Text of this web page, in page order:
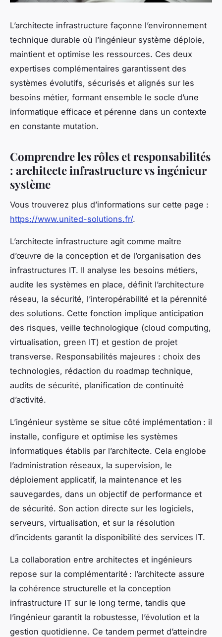
L’architecte infrastructure façonne l’environnement
technique durable où l’ingénieur système déploie,
maintient et optimise les ressources. Ces deux
expertises complémentaires garantissent des
systèmes évolutifs, sécurisés et alignés sur les
besoins métier, formant ensemble le socle d’une
informatique efficace et pérenne dans un contexte
en constante mutation.
Comprendre les rôles et responsabilités
: architecte infrastructure vs ingénieur
système
Vous trouverez plus d’informations sur cette page :
https://www.united-solutions.fr/.
L’architecte infrastructure agit comme maître
d’œuvre de la conception et de l’organisation des
infrastructures IT. Il analyse les besoins métiers,
audite les systèmes en place, définit l’architecture
réseau, la sécurité, l’interopérabilité et la pérennité
des solutions. Cette fonction implique anticipation
des risques, veille technologique (cloud computing,
virtualisation, green IT) et gestion de projet
transverse. Responsabilités majeures : choix des
technologies, rédaction du roadmap technique,
audits de sécurité, planification de continuité
d’activité.
L’ingénieur système se situe côté implémentation : il
installe, configure et optimise les systèmes
informatiques établis par l’architecte. Cela englobe
l’administration réseaux, la supervision, le
déploiement applicatif, la maintenance et les
sauvegardes, dans un objectif de performance et
de sécurité. Son action directe sur les logiciels,
serveurs, virtualisation, et sur la résolution
d’incidents garantit la disponibilité des services IT.
La collaboration entre architectes et ingénieurs
repose sur la complémentarité : l’architecte assure
la cohérence structurelle et la conception
infrastructure IT sur le long terme, tandis que
l’ingénieur garantit la robustesse, l’évolution et la
gestion quotidienne. Ce tandem permet d’atteindre